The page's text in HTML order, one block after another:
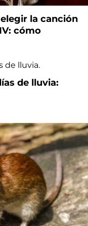
la canción
cómo
de lluvia: